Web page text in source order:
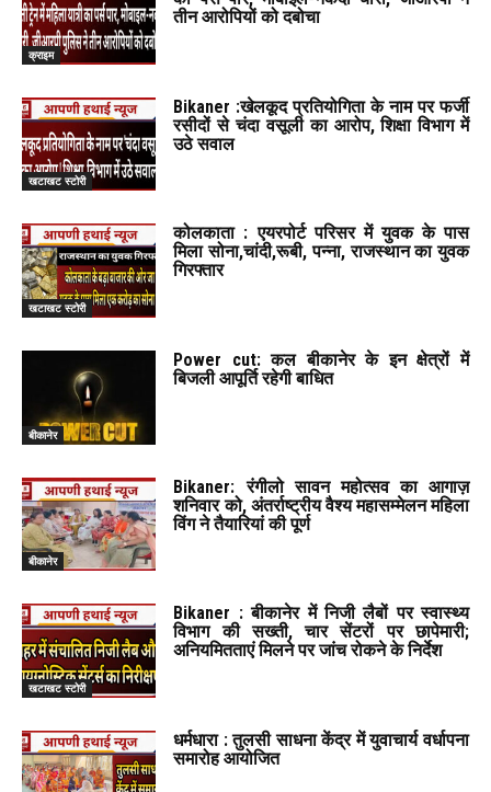
क्राइम
तीन आरोपियों को दबोचा
खटाखट स्टोरी
Bikaner :खेलकूद प्रतियोगिता के नाम पर फर्जी
रसीदों से चंदा वसूली का आरोप, शिक्षा विभाग में
उठे सवाल
खटाखट स्टोरी
कोलकाता : एयरपोर्ट परिसर में युवक के पास
मिला सोना,चांदी,रूबी, पन्ना, राजस्थान का युवक
गिरफ्तार
बीकानेर
Power cut: कल बीकानेर के इन क्षेत्रों में
बिजली आपूर्ति रहेगी बाधित
बीकानेर
Bikaner: रंगीलो सावन महोत्सव का आगाज़
शनिवार को, अंतर्राष्ट्रीय वैश्य महासम्मेलन महिला
विंग ने तैयारियां की पूर्ण
खटाखट स्टोरी
Bikaner : बीकानेर में निजी लैबों पर स्वास्थ्य
विभाग की सख्ती, चार सेंटरों पर छापेमारी;
अनियमितताएं मिलने पर जांच रोकने के निर्देश
धर्मधारा : तुलसी साधना केंद्र में युवाचार्य वर्धापना
समारोह आयोजित